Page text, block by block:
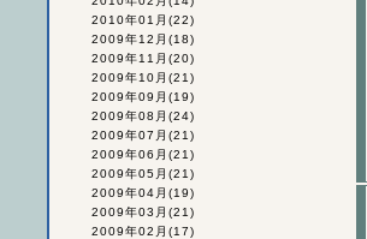
2010年01月 (22)
2009年12月 (18)
2009年11月 (20)
2009年10月 (21)
2009年09月 (19)
2009年08月 (24)
2009年07月 (21)
2009年06月 (21)
2009年05月 (21)
2009年04月 (19)
2009年03月 (21)
2009年02月 (17)